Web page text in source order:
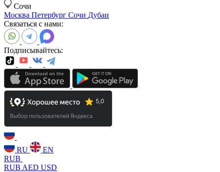
Сочи
Москва Петербург Сочи Дубаи
Связаться с нами:
Подписывайтесь:
RU
EN
RUB
RUB AED USD